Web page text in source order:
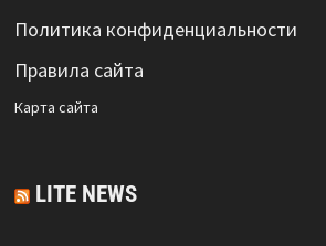
Политика конфиденциальности
Правила сайта
Карта сайта
LITE NEWS